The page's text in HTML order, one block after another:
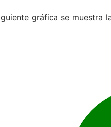
gráfica se muestra